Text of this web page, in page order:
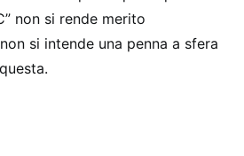
non si rende merito
si intende una penna a sfera